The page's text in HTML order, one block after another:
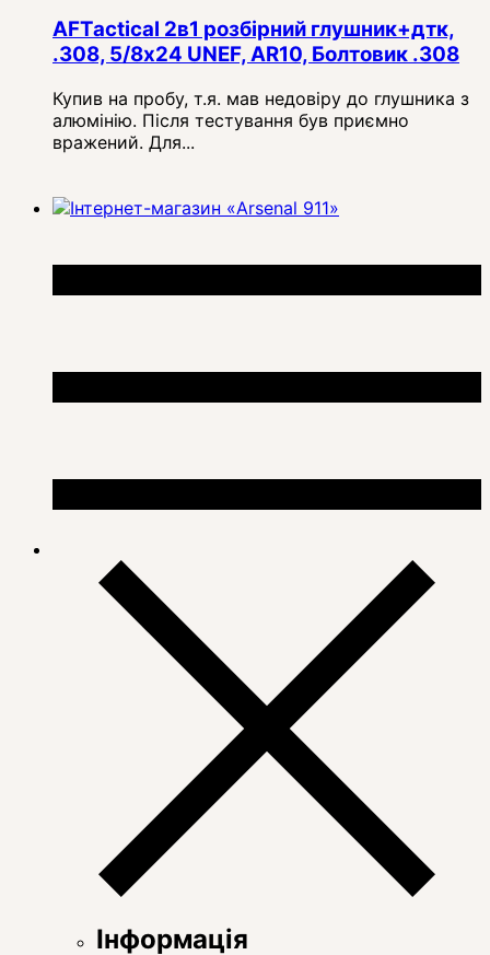
AFTactical 2в1 розбірний глушник+дтк,
.308, 5/8x24 UNEF, AR10, Болтовик .308
Купив на пробу, т.я. мав недовіру до глушника з
алюмінію. Після тестування був приємно
вражений. Для...
Інформація